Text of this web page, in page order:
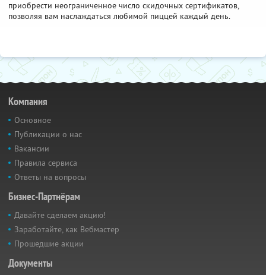
приобрести неограниченное число скидочных сертификатов,
позволяя вам наслаждаться любимой пиццей каждый день.
Компания
Основное
Публикации о нас
Вакансии
Правила сервиса
Ответы на вопросы
Бизнес-Партнёрам
Давайте сделаем акцию!
Заработайте, как Вебмастер
Прошедшие акции
Документы